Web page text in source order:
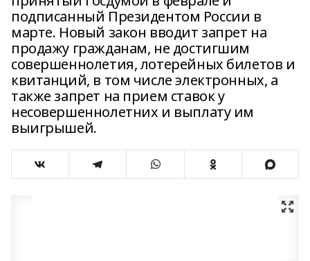
подписанный Президентом России в
марте. Новый закон вводит запрет на
продажу гражданам, не достигшим
совершеннолетия, лотерейных билетов и
квитанций, в том числе электронных, а
также запрет на прием ставок у
несовершеннолетних и выплату им
выигрышей.